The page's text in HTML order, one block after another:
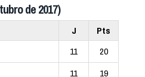
de 2017)
J
Pts
11
20
11
19